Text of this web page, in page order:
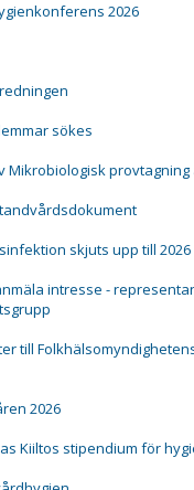
2026
sökes
Mikrobiologisk
skjuts upp till 2026
intresse -
till
2026
Kiiltos stipendium för